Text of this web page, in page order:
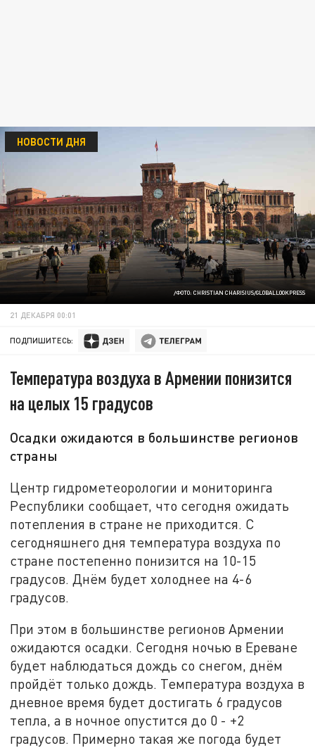
/ФОТО: CHRISTIAN CHARISIUS/GLOBALLOOKPRESS
НОВОСТИ ДНЯ
21 ДЕКАБРЯ 00:01
ПОДПИШИТЕСЬ:
Температура воздуха в Армении понизится
на целых 15 градусов
Осадки ожидаются в большинстве регионов
страны
Центр гидрометеорологии и мониторинга
Республики сообщает, что сегодня ожидать
потепления в стране не приходится. С
сегодняшнего дня температура воздуха по
стране постепенно понизится на 10-15
градусов. Днём будет холоднее на 4-6
градусов.
При этом в большинстве регионов Армении
ожидаются осадки. Сегодня ночью в Ереване
будет наблюдаться дождь со снегом, днём
пройдёт только дождь. Температура воздуха в
дневное время будет достигать 6 градусов
тепла, а в ночное опустится до 0 - +2
градусов. Примерно такая же погода будет